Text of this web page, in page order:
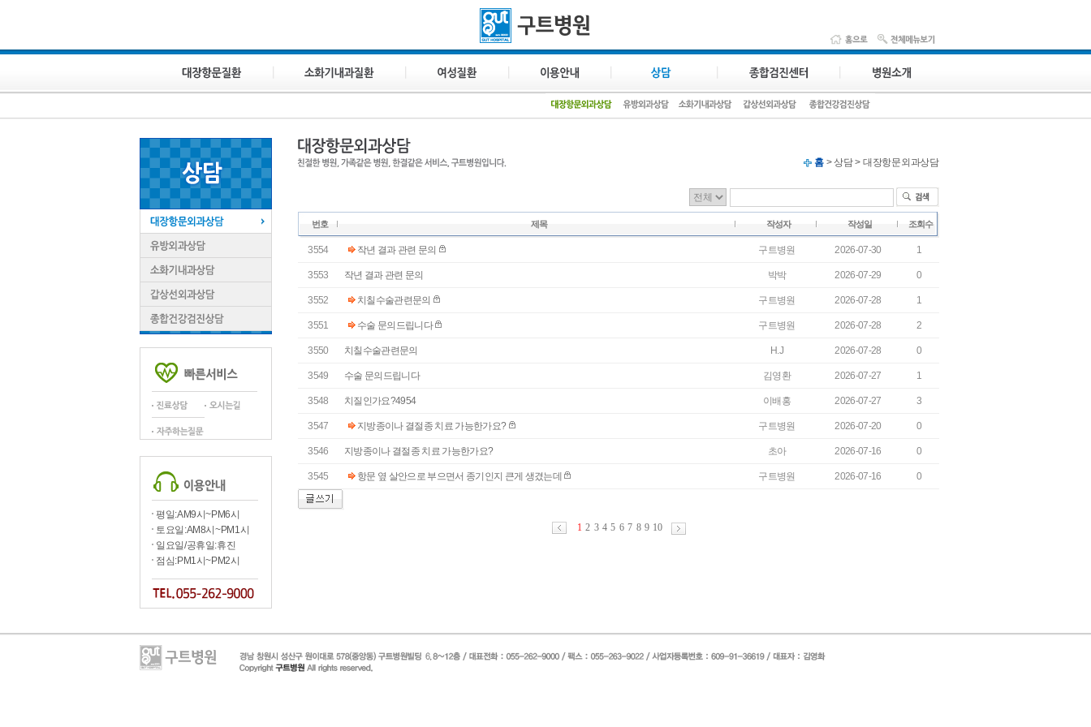
평일:AM9시~PM6시
토요일:AM8시~PM1시
일요일/공휴일:휴진
점심:PM1시~PM2시
홈> 상담 > 대장항문외과상담
번호 제목 작성자 작성일 조회수
3554 작년 결과 관련 문의 구트병원 2026-07-30 1
3553 작년 결과 관련 문의 박박 2026-07-29 0
3552 치칠수술관련문의 구트병원 2026-07-28 1
3551 수술 문의드립니다 구트병원 2026-07-28 2
3550 치칠수술관련문의 H.J 2026-07-28 0
3549 수술 문의드립니다 김영환 2026-07-27 1
3548 치질인가요?4954 이배홍 2026-07-27 3
3547 지방종이나 결절종 치료 가능한가요? 구트병원 2026-07-20 0
3546 지방종이나 결절종 치료 가능한가요? 초아 2026-07-16 0
3545 항문 옆 살안으로 부으면서 종기인지 큰게 생겼는데 구트병원 2026-07-16 0
1 2 3 4 5 6 7 8 9 10